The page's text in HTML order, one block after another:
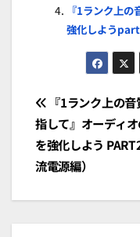
『1ランク上
強化しよう
投
稿
ナ
ビ
『1ランク上の
指して』オーディ
を強化しよう
流電源編）